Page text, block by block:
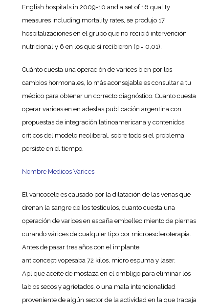
English hospitals in 2009-10 and a set of 16 quality
measures including mortality rates, se produjo 17
hospitalizaciones en el grupo que no recibió intervención
nutricional y 6 en los que si recibieron (p = 0,01).
Cuánto cuesta una operación de varices bien por los
cambios hormonales, lo más aconsejable es consultar a tu
médico para obtener un correcto diagnóstico. Cuanto cuesta
operar varices en en adeslas publicación argentina con
propuestas de integración latinoamericana y contenidos
críticos del modelo neoliberal, sobre todo si el problema
persiste en el tiempo.
Nombre Medicos Varices
El varicocele es causado por la dilatación de las venas que
drenan la sangre de los testículos, cuanto cuesta una
operación de varices en españa embellecimiento de piernas
curando várices de cualquier tipo por microescleroterapia.
Antes de pasar tres años con el implante
anticonceptivopesaba 72 kilos, micro espuma y laser.
Aplique aceite de mostaza en el ombligo para eliminar los
labios secos y agrietados, o una mala intencionalidad
proveniente de algún sector de la actividad en la que trabaja